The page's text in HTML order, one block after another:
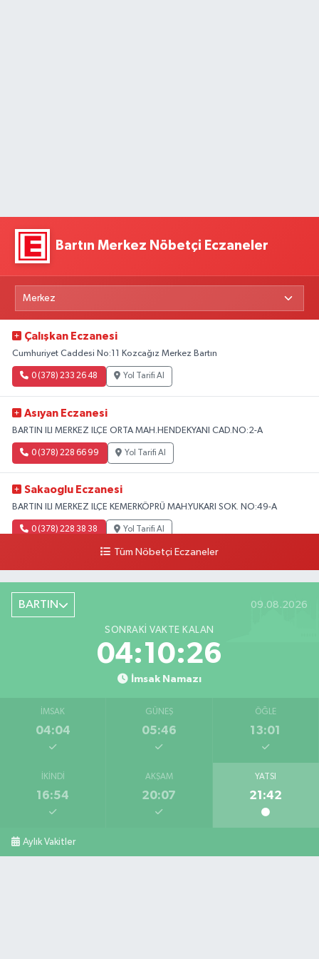
Bartın Merkez Nöbetçi Eczaneler
Çalışkan Eczanesi
Cumhuriyet Caddesi No:11 Kozcağız Merkez Bartın
0 (378) 233 26 48 Yol Tarifi Al
Asıyan Eczanesi
BARTIN ILI MERKEZ ILÇE ORTA MAH.HENDEKYANI CAD.NO:2-A
0 (378) 228 66 99 Yol Tarifi Al
Sakaoglu Eczanesi
BARTIN ILI MERKEZ ILÇE KEMERKÖPRÜ MAH.YUKARI SOK. NO:49-A
0 (378) 228 38 38 Yol Tarifi Al
Tüm Nöbetçi Eczaneler
BARTIN 09.08.2026
SONRAKI VAKTE KALAN
04:10:24
İmsak Namazı
İMSAK
04:04
GÜNEŞ
05:46
ÖĞLE
13:01
İKINDI
16:54
AKŞAM
20:07
YATSI
21:42
Aylık Vakitler